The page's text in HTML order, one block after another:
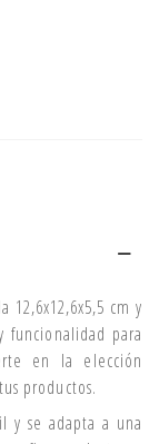
cm y
funcionalidad para
en la elección
productos.
y se adapta a una